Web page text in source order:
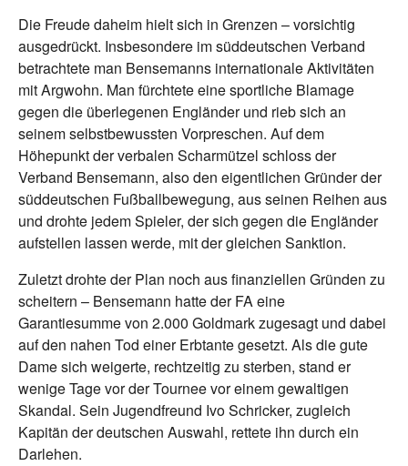
Die Freude daheim hielt sich in Grenzen – vorsichtig
ausgedrückt. Insbesondere im süddeutschen Verband
betrachtete man Bensemanns internationale Aktivitäten
mit Argwohn. Man fürchtete eine sportliche Blamage
gegen die überlegenen Engländer und rieb sich an
seinem selbstbewussten Vorpreschen. Auf dem
Höhepunkt der verbalen Scharmützel schloss der
Verband Bensemann, also den eigentlichen Gründer der
süddeutschen Fußballbewegung, aus seinen Reihen aus
und drohte jedem Spieler, der sich gegen die Engländer
aufstellen lassen werde, mit der gleichen Sanktion.
Zuletzt drohte der Plan noch aus finanziellen Gründen zu
scheitern – Bensemann hatte der FA eine
Garantiesumme von 2.000 Goldmark zugesagt und dabei
auf den nahen Tod einer Erbtante gesetzt. Als die gute
Dame sich weigerte, rechtzeitig zu sterben, stand er
wenige Tage vor der Tournee vor einem gewaltigen
Skandal. Sein Jugendfreund Ivo Schricker, zugleich
Kapitän der deutschen Auswahl, rettete ihn durch ein
Darlehen.